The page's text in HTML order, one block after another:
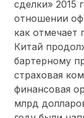
сделки» 2015
отношении
как отмечает
Китай
бартерному
страховая
финансовая
млрд